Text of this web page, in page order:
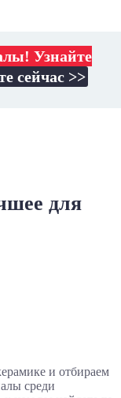
Узнайте
сейчас >>
для
и отбираем
среди